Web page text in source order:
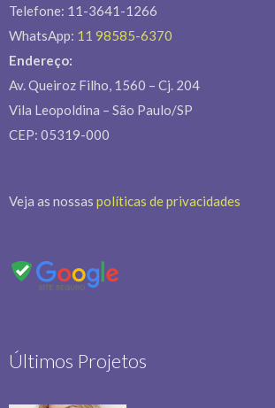
Telefone: 11-3641-1266
WhatsApp: 11 98585-6370
Endereço:
Av. Queiroz Filho, 1560 – Cj. 204
Vila Leopoldina – São Paulo/SP
CEP: 05319-000
Veja as nossas políticas de privacidades
Últimos Projetos